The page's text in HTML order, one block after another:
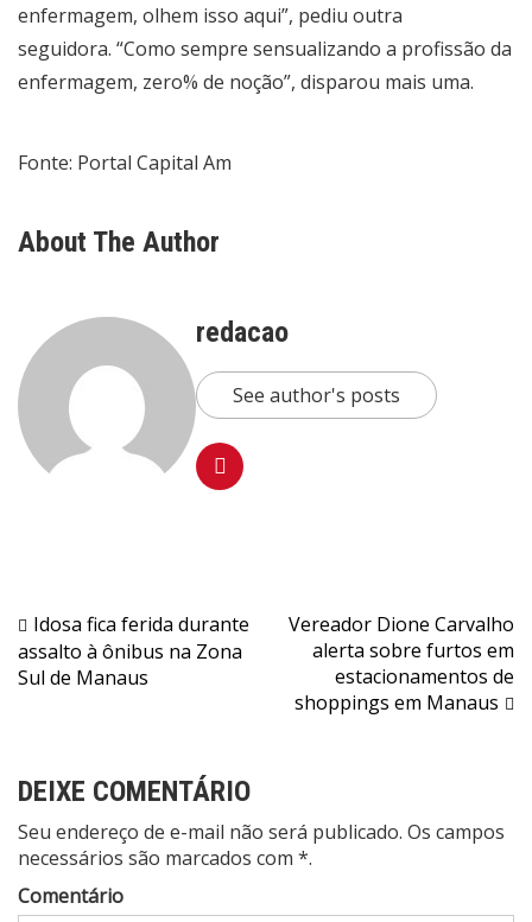
enfermagem, olhem isso aqui”, pediu outra
seguidora. “Como sempre sensualizando a profissão da
enfermagem, zero% de noção”, disparou mais uma.
Fonte: Portal Capital Am
About The Author
redacao
See author's posts
Navegação
de
Idosa fica ferida durante
assalto à ônibus na Zona
Sul de Manaus
Vereador Dione Carvalho
alerta sobre furtos em
estacionamentos de
shoppings em Manaus
DEIXE COMENTÁRIO
Seu endereço de e-mail não será publicado. Os campos
necessários são marcados com *.
Comentário